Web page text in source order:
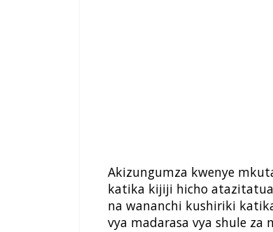
Akizungumza kwenye
katika kijiji hicho
na wananchi kushiriki
vya madarasa vya shule za